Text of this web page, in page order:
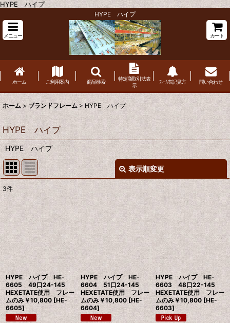
HYPE ハイプ
HYPE ハイプ
メニュー カート
ホーム ご利用案内 商品検索
特定商取引法表
示
ﾌﾚｰﾑ表記見方 問い合わせ
ホーム > ブランドフレーム > HYPE ハイプ
HYPE ハイプ
HYPE ハイプ
表示順変更
表示数:
並び順 :
絞り込む
3件
HYPE ハイプ HE-
6605 49口24-145
HEXETATE使用 フレー
ムのみ￥10,800 [HE-
6605]
HYPE ハイプ HE-
6604 51口24-145
HEXETATE使用 フレー
ムのみ￥10,800 [HE-
6604]
HYPE ハイプ HE-
6603 48口22-145
HEXETATE使用 フレー
ムのみ￥10,800 [HE-
6603]